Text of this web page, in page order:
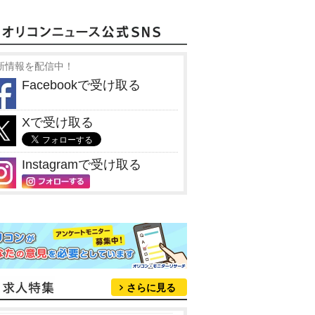
情報を配信中！
Facebookで受け取る
Xで受け取る
Instagramで受け取る
さらに見る